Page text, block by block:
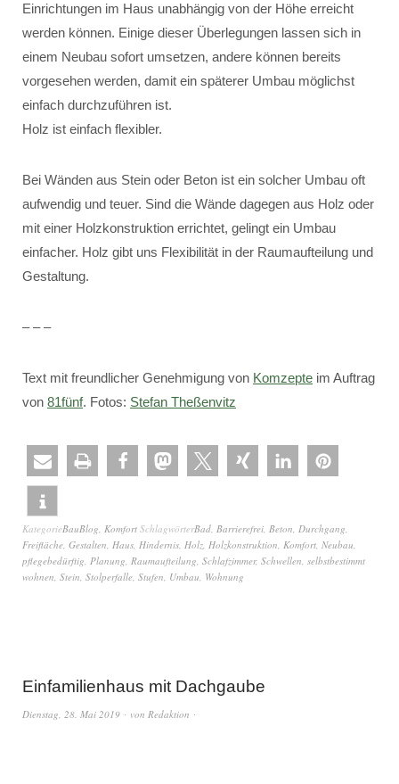
Einrichtungen im Haus unabhängig von der Höhe erreicht
werden können. Einige dieser Überlegungen lassen sich in
einem Neubau sofort umsetzen, andere können bereits
vorgesehen werden, damit ein späterer Umbau möglichst
einfach durchzuführen ist.
Holz ist einfach flexibler.
Bei Wänden aus Stein oder Beton ist ein solcher Umbau oft
aufwendig und teuer. Sind die Wände dagegen aus Holz oder
mit einer Holzkonstruktion errichtet, gelingt ein Umbau
einfacher. Holz gibt uns Flexibilität in der Raumaufteilung und
Gestaltung.
– – –
Text mit freundlicher Genehmigung von Komzepte im Auftrag
von 81fünf. Fotos: Stefan Theßenvitz
KategorieBauBlog, Komfort SchlagwörterBad, Barrierefrei, Beton, Durchgang,
Freifläche, Gestalten, Haus, Hindernis, Holz, Holzkonstruktion, Komfort, Neubau,
pflegebedürftig, Planung, Raumaufteilung, Schlafzimmer, Schwellen, selbstbestimmt
wohnen, Stein, Stolperfalle, Stufen, Umbau, Wohnung
Einfamilienhaus mit Dachgaube
Dienstag, 28. Mai 2019 von Redaktion